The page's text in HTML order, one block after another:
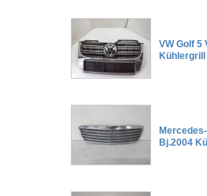
VW Golf 5
Bj.2004